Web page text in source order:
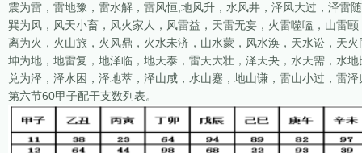
震为雷，雷地豫，雷水解，雷风恒;地风升，水风井，泽风大过，泽雷
巽为风 ，风天小畜，风火家人，风雷益，天雷无妄，火雷噬嗑，山雷
离为火，火山旅，火风鼎，火水未济，山水蒙，风水涣，天水讼， 天火
坤为地，地雷复，地泽临，地天泰，雷天大壮，泽天夬，水天需，水地
兑为泽 ，泽水困，泽地萃，泽山咸，水山蹇，地山谦，雷山小过，雷泽
第六节60甲子配干支数列表。